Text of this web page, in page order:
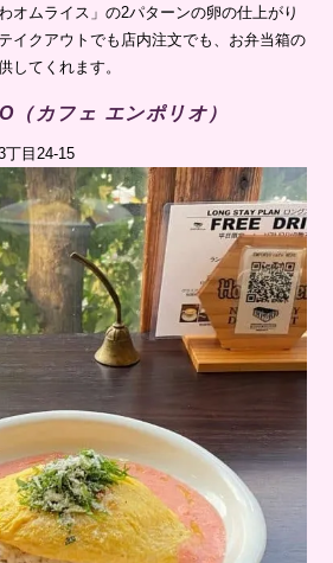
オムライス」の2パターンの卵の仕上がり
クアウトでも店内注文でも、お弁当箱の
してくれます。
カフェ エンポリオ）
丁目24-15